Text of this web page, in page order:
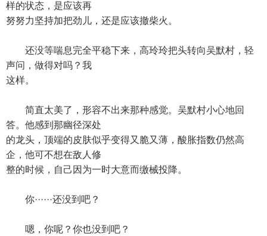
样的状态，是应该再
努努力坚持加把劲儿，还是应该撤柴火。
还没等喘息完全平稳下来，高玲玲把头转向吴默村，轻
声问，做得对吗？我
这样。
简直太美了，形容不出来那种感觉。吴默村小心地回
答。他感到那幽径深处
的龙头，顶端的皮肤似乎变得又脆又薄，酸胀指数仍然高
企，他可不想在敌人修
整的时候，自己因为一时大意而缴械投降。
你······还没到吧？
嗯，你呢？你也没到吧？